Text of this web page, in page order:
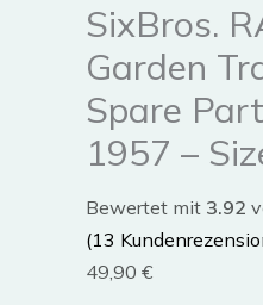
SixBros.
Garden
Spare
1957 –
Bewertet mit 3.92
(13
49,90 €